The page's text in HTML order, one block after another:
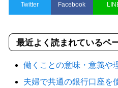
Twitter Facebook
最近よく読まれているペ
働くことの意味・意義や
夫婦で共通の銀行口座を